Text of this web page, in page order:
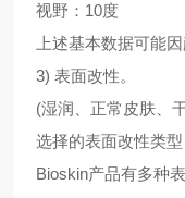
视野：10度
上述基本数据可能
3) 表面改性。
(湿润、正常皮肤、
选择的表面改性类型
Bioskin产品有多种